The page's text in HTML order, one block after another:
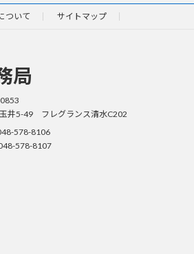
ついて サイトマップ
局
井5-49 フレグランス清水C202
578-8106
578-8107